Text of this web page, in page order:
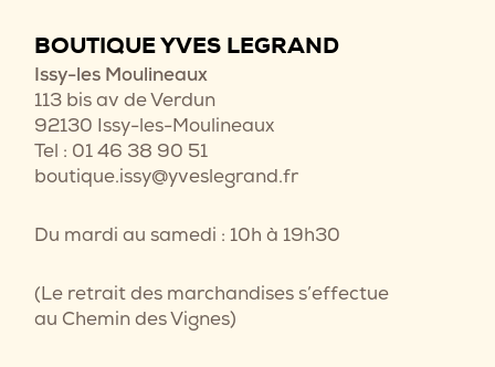
BOUTIQUE YVES LEGRAND
Issy-les Moulineaux
113 bis av de Verdun
92130 Issy-les-Moulineaux
Tel : 01 46 38 90 51
boutique.issy@yveslegrand.fr
Du mardi au samedi : 10h à 19h30
(Le retrait des marchandises s’effectue
au Chemin des Vignes)